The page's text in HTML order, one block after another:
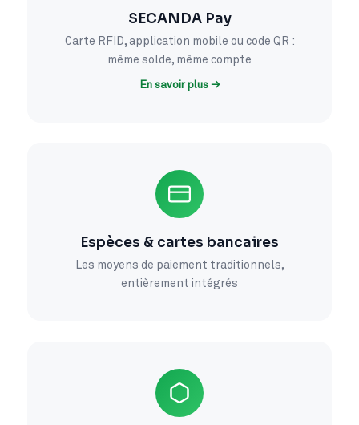
SECANDA Pay
Carte RFID, application mobile ou code QR :
même solde, même compte
En savoir plus →
Espèces & cartes bancaires
Les moyens de paiement traditionnels,
entièrement intégrés